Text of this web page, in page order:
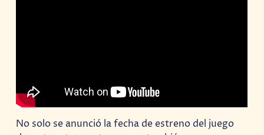
No solo se anunció la fecha de estreno del juego